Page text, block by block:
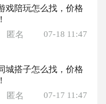
戏陪玩怎么找，价格
匿名
07-18 11:47
城搭子怎么找，价格
匿名
07-17 11:47